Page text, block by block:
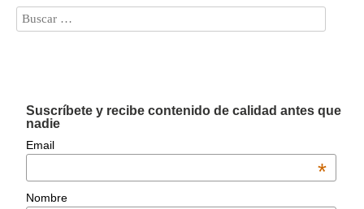
Suscríbete y recibe contenido de calidad antes que
nadie
Email
*
Nombre